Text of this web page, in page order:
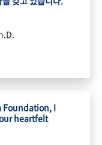
Foundation, I
heartfelt